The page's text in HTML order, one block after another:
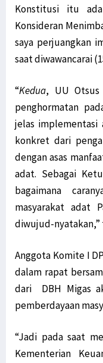
Konstitusi itu
Konsideran
saya perjuangkan
saat diwawancarai
“Kedua, UU Otsus
penghormatan
jelas
konkret dari
dengan asas
adat. Sebagai
bagaimana
masyarakat adat
diwujud-nyatakan,”
Anggota Komite I
dalam rapat
dari DBH Migas
pemberdayaan
“Jadi pada saat
Kementerian